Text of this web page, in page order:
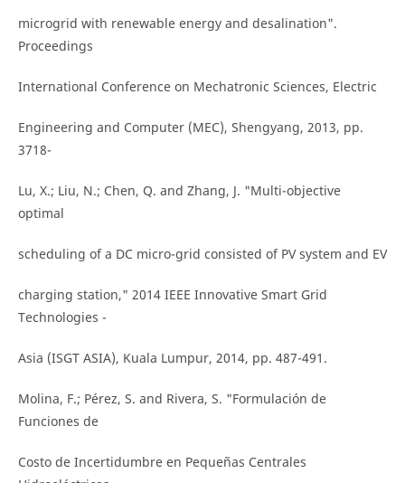
microgrid with renewable energy and desalination".
Proceedings
International Conference on Mechatronic Sciences, Electric
Engineering and Computer (MEC), Shengyang, 2013, pp.
3718-
Lu, X.; Liu, N.; Chen, Q. and Zhang, J. "Multi-objective
optimal
scheduling of a DC micro-grid consisted of PV system and EV
charging station," 2014 IEEE Innovative Smart Grid
Technologies -
Asia (ISGT ASIA), Kuala Lumpur, 2014, pp. 487-491.
Molina, F.; Pérez, S. and Rivera, S. "Formulación de
Funciones de
Costo de Incertidumbre en Pequeñas Centrales